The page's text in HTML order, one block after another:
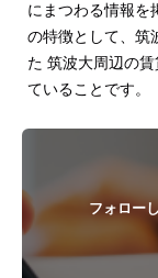
にまつわる情報を
の特徴として、筑
た 筑波大周辺の
ていることです。
フォロー